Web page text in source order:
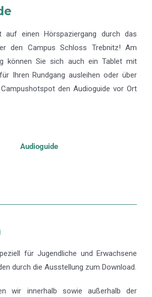
auf einen Hörspaziergang durch das
den Campus Schloss Trebnitz! Am
können Sie sich auch ein Tablet mit
Ihren Rundgang ausleihen oder über
den Audioguide vor Ort
Audioguide
für Jugendliche und Erwachsene
durch die Ausstellung zum Download.
wir innerhalb sowie außerhalb der